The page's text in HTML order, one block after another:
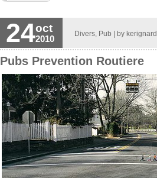
24oct
2010
Divers, Pub | by kerignard
Pubs Prevention Routiere